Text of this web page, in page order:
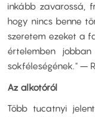
inkább zavarossá,
hogy nincs benne
szeretem ezeket a
értelemben
sokféleségének." –
Az alkotóról
Több tucatnyi